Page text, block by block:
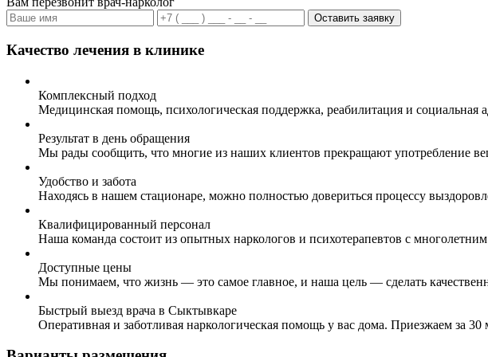
Оставить заявку
Качество лечения в клинике
Комплексный подход
Медицинская помощь, психологическая поддержка, реабилитация и социальная
Результат в день обращения
Мы рады сообщить, что многие из наших клиентов прекращают употребление
Удобство и забота
Находясь в нашем стационаре, можно полностью довериться процессу
Квалифицированный персонал
Наша команда состоит из опытных наркологов и психотерапевтов с
Доступные цены
Мы понимаем, что жизнь — это самое главное, и наша цель — сделать
Быстрый выезд врача в Сыктывкаре
Оперативная и заботливая наркологическая помощь у вас дома. Приезжаем за 30